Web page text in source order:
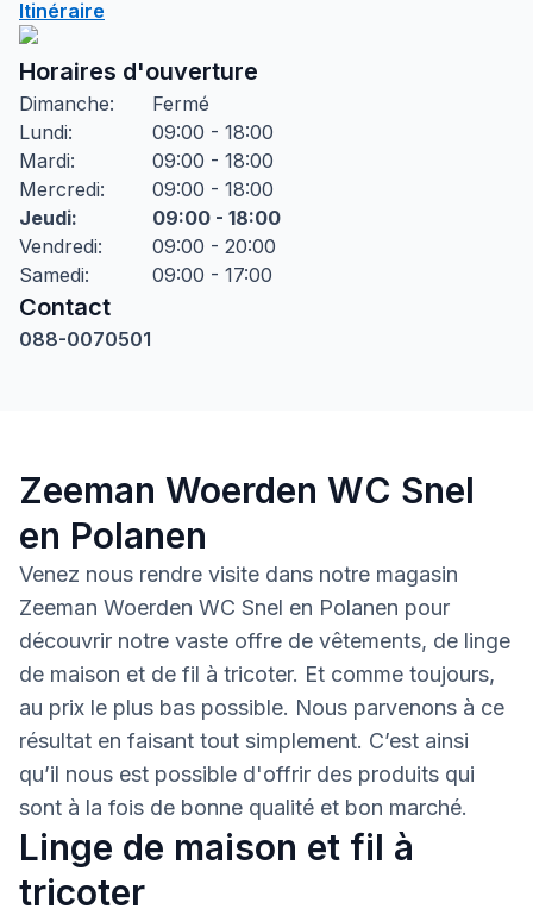
Itinéraire
Horaires d'ouverture
Dimanche:
Fermé
Lundi:
09:00 - 18:00
Mardi:
09:00 - 18:00
Mercredi:
09:00 - 18:00
Jeudi:
09:00 - 18:00
Vendredi:
09:00 - 20:00
Samedi: 09:00 - 17:00
Contact
088-0070501
Zeeman Woerden WC Snel
en Polanen
Venez nous rendre visite dans notre magasin
Zeeman Woerden WC Snel en Polanen pour
découvrir notre vaste offre de vêtements, de linge
de maison et de fil à tricoter. Et comme toujours,
au prix le plus bas possible. Nous parvenons à ce
résultat en faisant tout simplement. C’est ainsi
qu’il nous est possible d'offrir des produits qui
sont à la fois de bonne qualité et bon marché.
Linge de maison et fil à
tricoter